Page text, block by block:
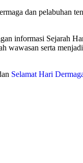
dan pelabuhan
informasi Sejarah
wawasan serta
Selamat Hari